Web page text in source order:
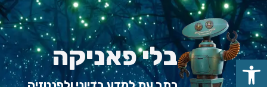
Skip
to
content
בלי פאניקהפתח סרגל נגישות